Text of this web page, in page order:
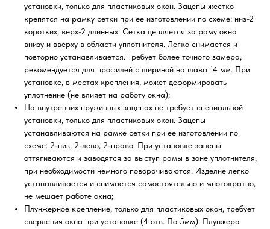
установки, только для пластиковых окон. Зацепы жестко
крепятся на рамку сетки при ее изготовлении по схеме: низ-2
коротких, верх-2 длинных. Сетка цепляется за раму окна
внизу и вверху в области уплотнителя. Легко снимается и
повторно устанавливается. Требует более точного замера,
рекомендуется для профилей с шириной наплава 14 мм. При
установке, в местах крепления, может деформировать
уплотнение (не влияет на работу окна);
На внутренних пружинных зацепах не требует специальной
установки, только для пластиковых окон. Зацепы
устанавливаются на рамке сетки при ее изготовлении по
схеме: 2-низ, 2-лево, 2-право. При установке зацепы
оттягиваются и заводятся за выступ рамы в зоне уплотнителя,
при необходимости немного поворачиваются. Изделие легко
устанавливается и снимается самостоятельно и многократно,
не мешает работе окна;
Плунжерное крепление, только для пластиковых окон, требует
сверления окна при установке (4 отв. По 5мм). Плунжера